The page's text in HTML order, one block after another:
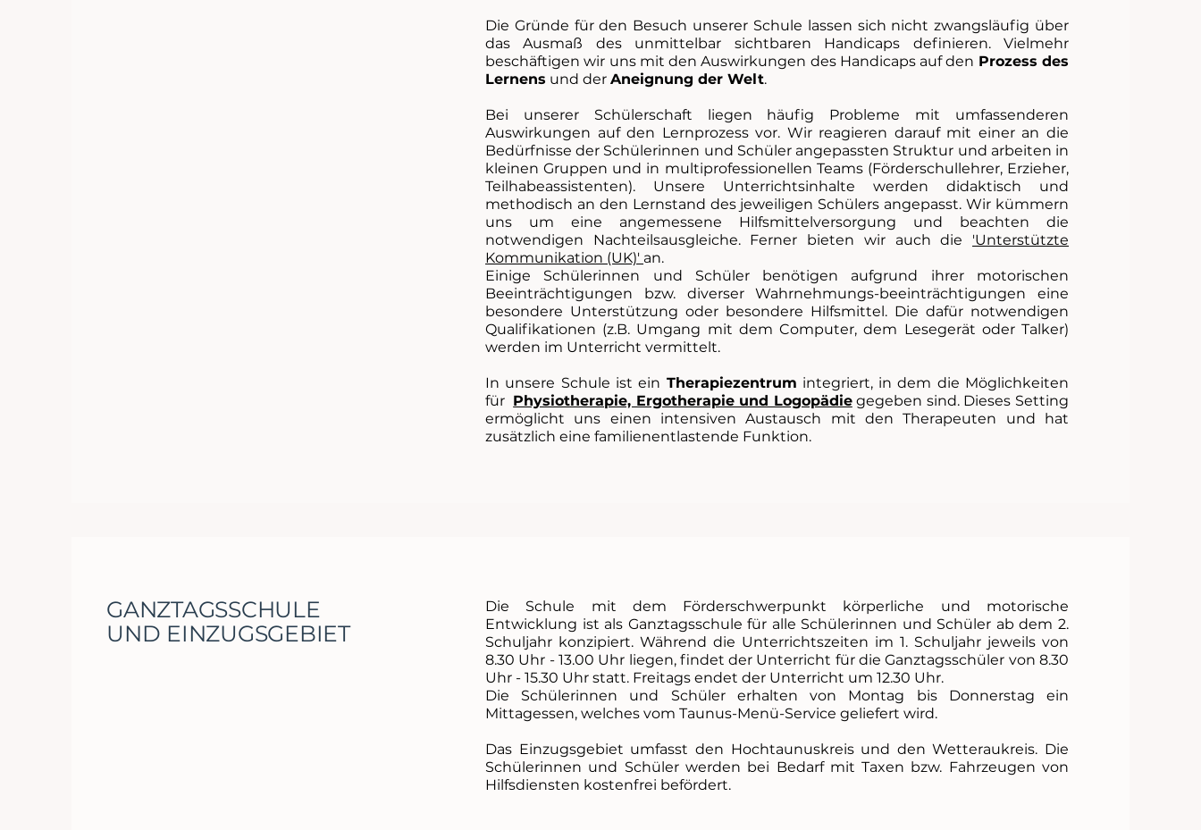
Die Gründe für den Besuch unserer Schule lassen sich nicht zwangsläufig über
das Ausmaß des unmittelbar sichtbaren Handicaps definieren. Vielmehr
beschäftigen wir uns mit den Auswirkungen des Handicaps auf den Prozess des
Lernens und derAneignung der Welt.
Bei unserer Schülerschaft liegen häufig Probleme mit umfassenderen
Auswirkungen auf den Lernprozess vor. Wir reagieren darauf mit einer an die
Bedürfnisse der Schülerinnen und Schüler angepassten Struktur und arbeiten in
kleinen Gruppen und in multiprofessionellen Teams (Förderschullehrer, Erzieher,
Teilhabeassistenten). Unsere Unterrichtsinhalte werden didaktisch und
methodisch an den Lernstand des jeweiligen Schülers angepasst. Wir kümmern
uns um eine angemessene Hilfsmittelversorgung und beachten die
notwendigen Nachteilsausgleiche. Ferner bieten wir auch die 'Unterstützte
Kommunikation (UK)' an.
Einige Schülerinnen und Schüler benötigen aufgrund ihrer motorischen
Beeinträchtigungen bzw. diverser Wahrnehmungs-beeinträchtigungen eine
besondere Unterstützung oder besondere Hilfsmittel. Die dafür notwendigen
Qualifikationen (z.B. Umgang mit dem Computer, dem Lesegerät oder Talker)
werden im Unterricht vermittelt.
In unsere Schule ist ein Therapiezentrum integriert, in dem die Möglichkeiten
für Physiotherapie, Ergotherapie und Logopädiegegeben sind. Dieses Setting
ermöglicht uns einen intensiven Austausch mit den Therapeuten und hat
zusätzlich eine familienentlastende Funktion.
GANZTAGSSCHULE
UND EINZUGSGEBIET
Die Schule mit dem Förderschwerpunkt körperliche und motorische
Entwicklung ist als Ganztagsschule für alle Schülerinnen und Schüler ab dem 2.
Schuljahr konzipiert. Während die Unterrichtszeiten im 1. Schuljahr jeweils von
8.30 Uhr - 13.00 Uhr liegen, findet der Unterricht für die Ganztagsschüler von 8.30
Uhr - 15.30 Uhr statt. Freitags endet der Unterricht um 12.30 Uhr.
Die Schülerinnen und Schüler erhalten von Montag bis Donnerstag ein
Mittagessen, welches vom Taunus-Menü-Service geliefert wird.
Das Einzugsgebiet umfasst den Hochtaunuskreis und den Wetteraukreis. Die
Schülerinnen und Schüler werden bei Bedarf mit Taxen bzw. Fahrzeugen von
Hilfsdiensten kostenfrei befördert.